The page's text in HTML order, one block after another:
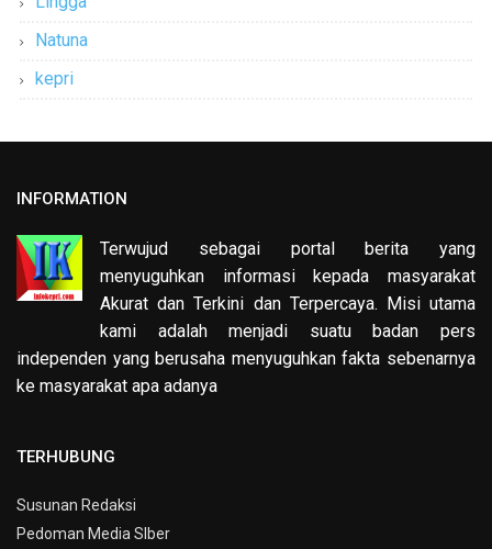
Natuna
kepri
INFORMATION
Terwujud sebagai portal berita yang
menyuguhkan informasi kepada masyarakat
Akurat dan Terkini dan Terpercaya. Misi utama
kami adalah menjadi suatu badan pers
independen yang berusaha menyuguhkan fakta sebenarnya
ke masyarakat apa adanya
TERHUBUNG
Susunan Redaksi
Pedoman Media SIber